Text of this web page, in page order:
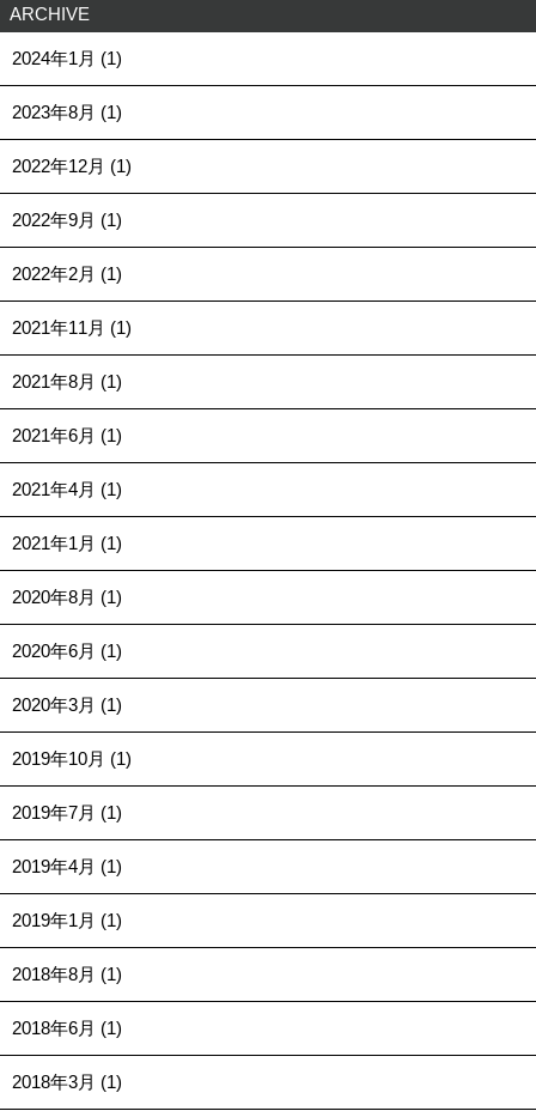
ARCHIVE
2024年1月 (1)
2023年8月 (1)
2022年12月 (1)
2022年9月 (1)
2022年2月 (1)
2021年11月 (1)
2021年8月 (1)
2021年6月 (1)
2021年4月 (1)
2021年1月 (1)
2020年8月 (1)
2020年6月 (1)
2020年3月 (1)
2019年10月 (1)
2019年7月 (1)
2019年4月 (1)
2019年1月 (1)
2018年8月 (1)
2018年6月 (1)
2018年3月 (1)